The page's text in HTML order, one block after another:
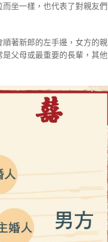
坐一樣，也代表了對親友們
著新郎的左手邊，女方的親
父母或最重要的長輩，其他